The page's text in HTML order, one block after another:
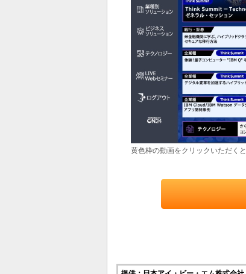
黄色枠の動画をクリックいただく